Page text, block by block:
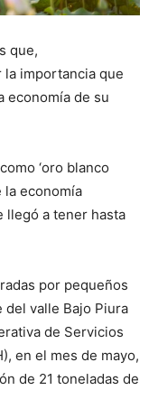
que,
importancia que
economía de su
‘oro blanco
la economía
llegó a tener hasta
por pequeños
valle Bajo Piura
de Servicios
en el mes de mayo,
de 21 toneladas de